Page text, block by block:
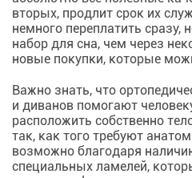
вторых, продлит срок их
немного переплатить сразу,
набор для сна, чем через
новые покупки, которые
Важно знать, что
и диванов помогают
расположить собственно
так, как того требуют
возможно благодаря
специальных ламелей,